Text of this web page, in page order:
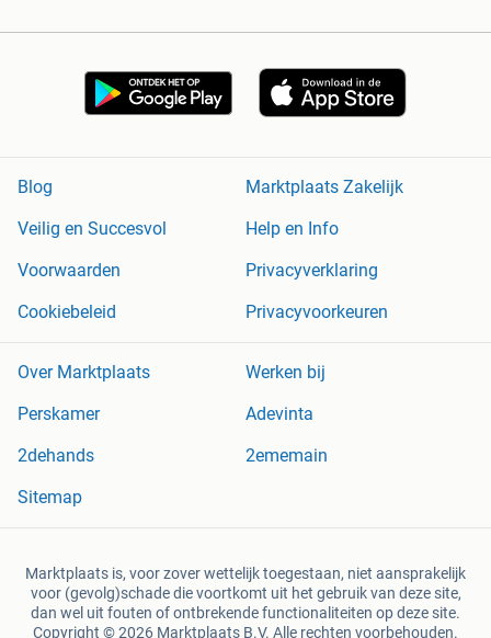
Blog
Marktplaats Zakelijk
Veilig en Succesvol
Help en Info
Voorwaarden
Privacyverklaring
Cookiebeleid
Privacyvoorkeuren
Over Marktplaats
Werken bij
Perskamer
Adevinta
2dehands
2ememain
Sitemap
Marktplaats is, voor zover wettelijk toegestaan, niet aansprakelijk
voor (gevolg)schade die voortkomt uit het gebruik van deze site,
dan wel uit fouten of ontbrekende functionaliteiten op deze site.
Copyright © 2026 Marktplaats B.V. Alle rechten voorbehouden.